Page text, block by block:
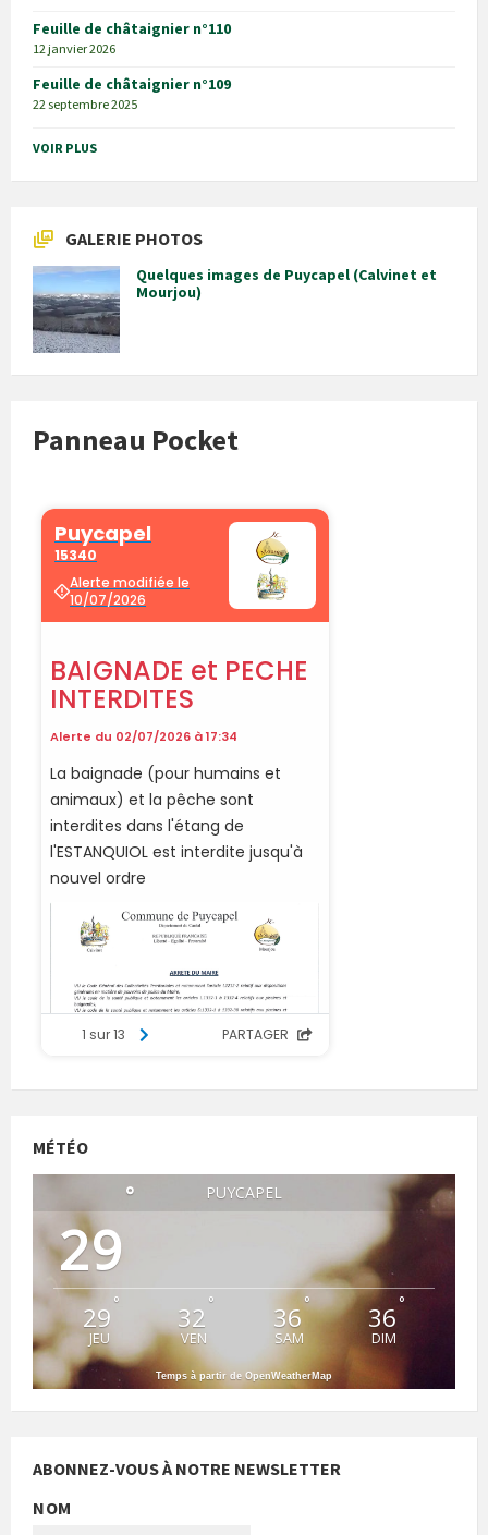
Feuille de châtaignier n°110
12 janvier 2026
Feuille de châtaignier n°109
22 septembre 2025
VOIR PLUS
GALERIE PHOTOS
Quelques images de Puycapel (Calvinet et
Mourjou)
Panneau Pocket
MÉTÉO
PUYCAPEL
29
°
29 °
JEU
32 °
VEN
36°
SAM
36°
DIM
Temps à partir de OpenWeatherMap
ABONNEZ-VOUS À NOTRE NEWSLETTER
NOM